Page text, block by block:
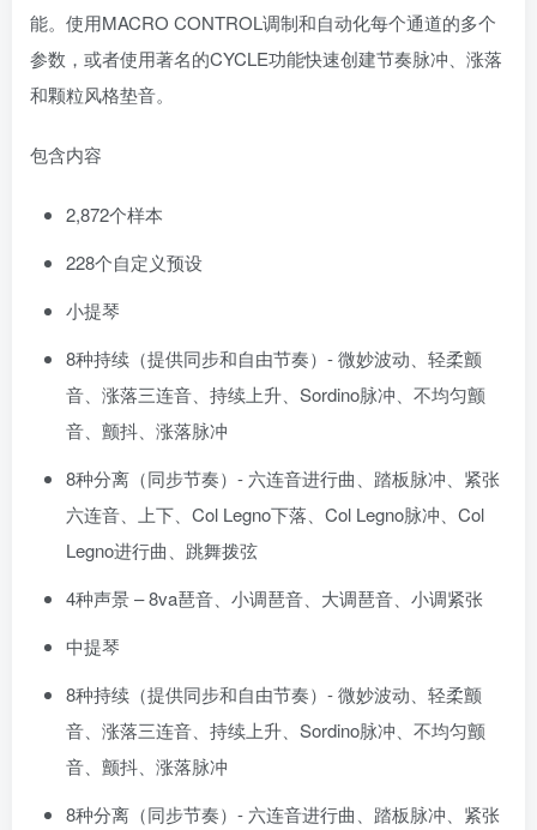
能。使用MACRO CONTROL调制和自动化每个通道的多个
参数，或者使用著名的CYCLE功能快速创建节奏脉冲、涨落
和颗粒风格垫音。
包含内容
2,872个样本
228个自定义预设
小提琴
8种持续（提供同步和自由节奏）- 微妙波动、轻柔颤
音、涨落三连音、持续上升、Sordino脉冲、不均匀颤
音、颤抖、涨落脉冲
8种分离（同步节奏）- 六连音进行曲、踏板脉冲、紧张
六连音、上下、Col Legno下落、Col Legno脉冲、Col
Legno进行曲、跳舞拨弦
4种声景 – 8va琶音、小调琶音、大调琶音、小调紧张
中提琴
8种持续（提供同步和自由节奏）- 微妙波动、轻柔颤
音、涨落三连音、持续上升、Sordino脉冲、不均匀颤
音、颤抖、涨落脉冲
8种分离（同步节奏）- 六连音进行曲、踏板脉冲、紧张